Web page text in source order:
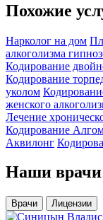
Похожие
Нарколог на дом
алкоголизма
Кодирование
Кодирование
уколом
женского
Лечение
Кодирование
Аквилонг
Наши
Врачи Лицензии